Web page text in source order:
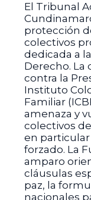
El Tribunal
protección
colectivos
dedicada a
Derecho.
contra la
Instituto
Familiar
amenaza y
colectivos
en
forzado. La
amparo
cláusulas
paz, la
nacionales